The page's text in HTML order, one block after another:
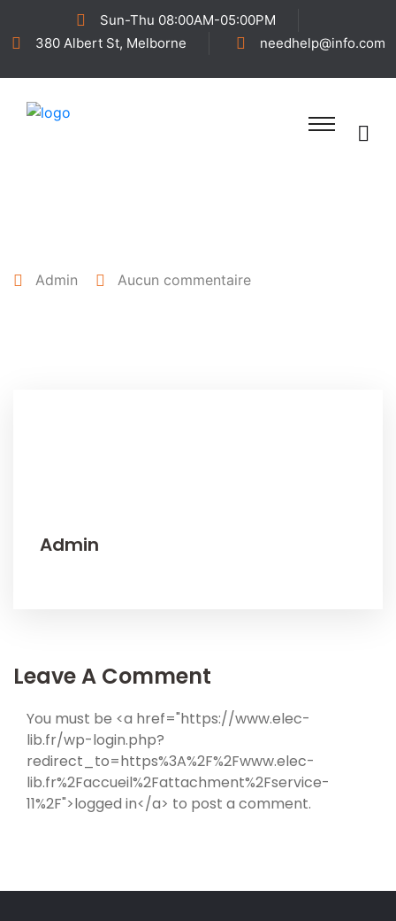
Sun-Thu 08:00AM-05:00PM
380 Albert St, Melborne
needhelp@info.com
Admin Aucun commentaire
Admin
Leave A Comment
You must be <a href="https://www.elec-
lib.fr/wp-login.php?
redirect_to=https%3A%2F%2Fwww.elec-
lib.fr%2Faccueil%2Fattachment%2Fservice-
11%2F">logged in</a> to post a comment.